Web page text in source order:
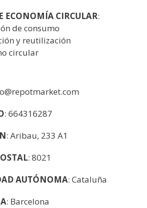
ECONOMÍA CIRCULAR:
de consumo
y reutilización
circular
: 664316287
: Aribau, 233 A1
: 8021
AUTÓNOMA: Cataluña
: Barcelona